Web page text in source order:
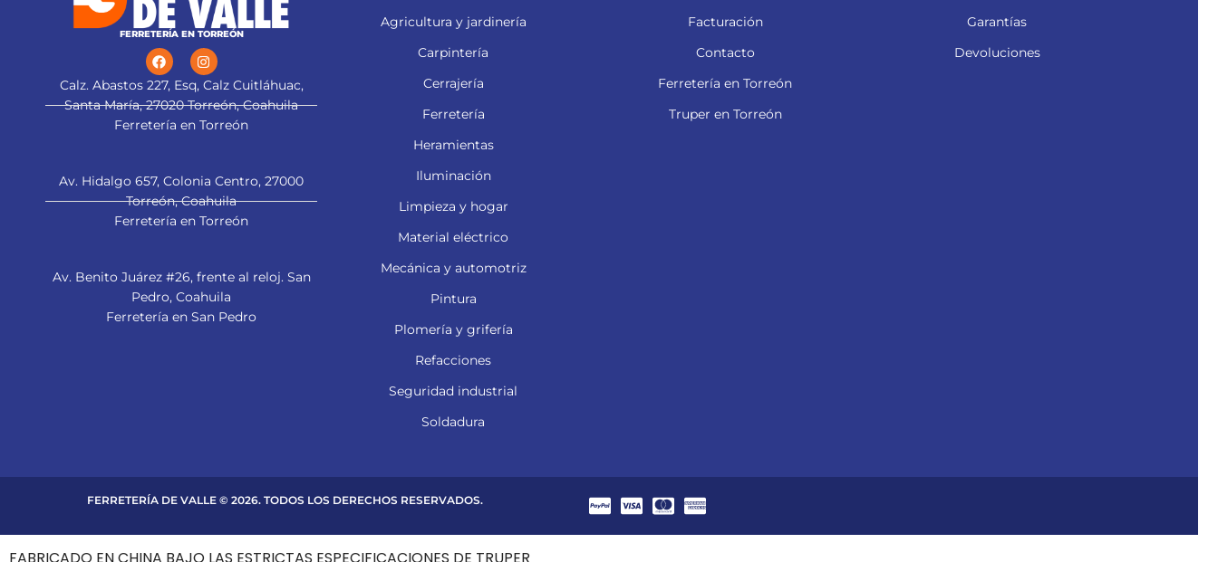
FERRETERÍA EN TORREÓN
Calz. Abastos 227, Esq, Calz Cuitláhuac,
Santa María, 27020 Torreón, Coahuila
Ferretería en Torreón
Av. Hidalgo 657, Colonia Centro, 27000
Torreón, Coahuila
Ferretería en Torreón
Av. Benito Juárez #26, frente al reloj. San
Pedro, Coahuila
Ferretería en San Pedro
Agricultura y jardinería
Carpintería
Cerrajería
Ferretería
Heramientas
Iluminación
Limpieza y hogar
Material eléctrico
Mecánica y automotriz
Pintura
Plomería y grifería
Refacciones
Seguridad industrial
Soldadura
Facturación
Contacto
Ferretería en Torreón
Truper en Torreón
Garantías
Devoluciones
FERRETERÍA DE VALLE © 2026. TODOS LOS DERECHOS RESERVADOS.